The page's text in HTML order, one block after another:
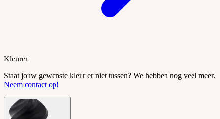
Kleuren
Staat jouw gewenste kleur er niet tussen? We hebben nog veel meer.
Neem contact op!